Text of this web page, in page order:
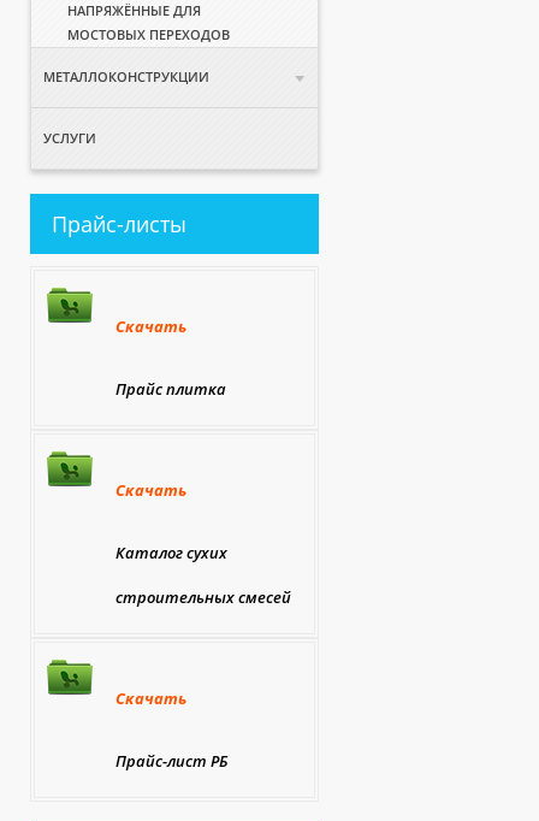
НАПРЯЖЁННЫЕ ДЛЯ
МОСТОВЫХ ПЕРЕХОДОВ
МЕТАЛЛОКОНСТРУКЦИИ
УСЛУГИ
Прайс-листы
Скачать
Прайс плитка
Скачать
Каталог сухих
строительных смесей
Скачать
Прайс-лист РБ